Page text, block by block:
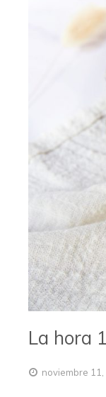
La hora
noviembre 11,